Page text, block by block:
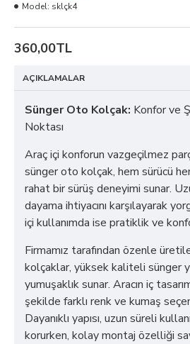
360,00TL
Model: sklçk4
AÇIKLAMALAR
Sünger Oto Kolçak: Konfor ve
Noktası
Araç içi konforun vazgeçilmez
sünger oto kolçak, hem sürücü
rahat bir sürüş deneyimi sunar.
dayama ihtiyacını karşılayarak
içi kullanımda ise pratiklik ve
Firmamız tarafından özenle
kolçaklar, yüksek kaliteli sünger
yumuşaklık sunar. Aracın iç
şekilde farklı renk ve kumaş
Dayanıklı yapısı, uzun süreli
korurken, kolay montaj özelliği